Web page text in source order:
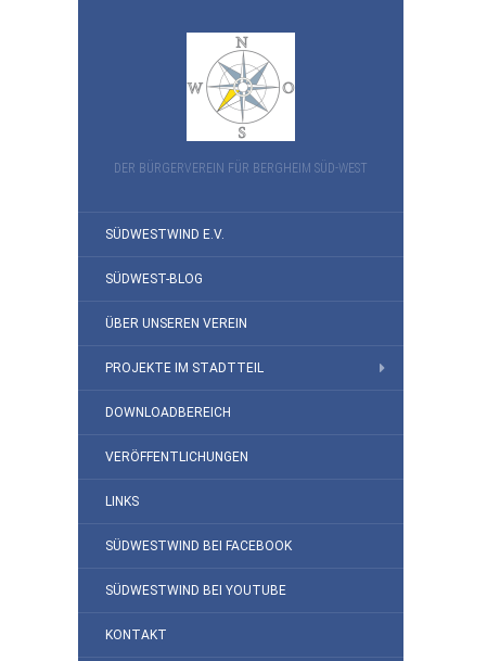
DER BÜRGERVEREIN FÜR BERGHEIM SÜD-WEST
SÜDWESTWIND E.V.
SÜDWEST-BLOG
ÜBER UNSEREN VEREIN
PROJEKTE IM STADTTEIL
DOWNLOADBEREICH
VERÖFFENTLICHUNGEN
LINKS
SÜDWESTWIND BEI FACEBOOK
SÜDWESTWIND BEI YOUTUBE
KONTAKT